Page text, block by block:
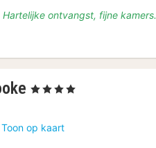
ontvangst, fijne kamers.
2
vanaf
€
, 4 Sterren
Toon op kaart